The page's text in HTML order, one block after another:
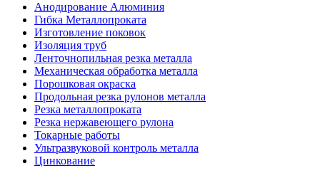
Анодирование Алюминия
Гибка Металлопроката
Изготовление поковок
Изоляция труб
Ленточнопильная резка металла
Механическая обработка металла
Порошковая окраска
Продольная резка рулонов металла
Резка металлопроката
Резка нержавеющего рулона
Токарные работы
Ультразвуковой контроль металла
Цинкование